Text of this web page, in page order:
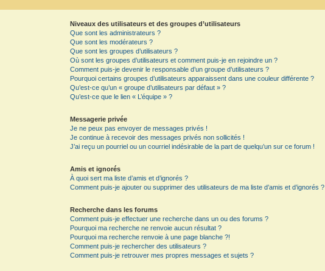
Niveaux des utilisateurs et des groupes d’utilisateurs
Que sont les administrateurs ?
Que sont les modérateurs ?
Que sont les groupes d’utilisateurs ?
Où sont les groupes d’utilisateurs et comment puis-je en rejoindre un ?
Comment puis-je devenir le responsable d’un groupe d’utilisateurs ?
Pourquoi certains groupes d’utilisateurs apparaissent dans une couleur différente ?
Qu’est-ce qu’un « groupe d’utilisateurs par défaut » ?
Qu’est-ce que le lien « L’équipe » ?
Messagerie privée
Je ne peux pas envoyer de messages privés !
Je continue à recevoir des messages privés non sollicités !
J’ai reçu un pourriel ou un courriel indésirable de la part de quelqu’un sur ce forum !
Amis et ignorés
À quoi sert ma liste d’amis et d’ignorés ?
Comment puis-je ajouter ou supprimer des utilisateurs de ma liste d’amis et d’ignorés ?
Recherche dans les forums
Comment puis-je effectuer une recherche dans un ou des forums ?
Pourquoi ma recherche ne renvoie aucun résultat ?
Pourquoi ma recherche renvoie à une page blanche ?!
Comment puis-je rechercher des utilisateurs ?
Comment puis-je retrouver mes propres messages et sujets ?